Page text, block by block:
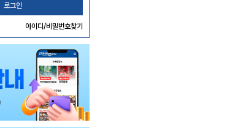
로그인
아이디/비밀번호찾기